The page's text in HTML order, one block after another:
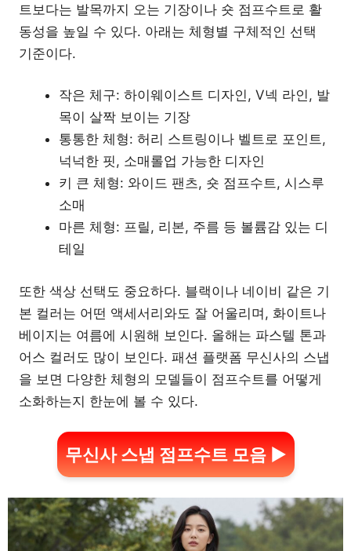
트보다는 발목까지 오는 기장이나 숏 점프수트로 활
동성을 높일 수 있다. 아래는 체형별 구체적인 선택
기준이다.
작은 체구: 하이웨이스트 디자인, V넥 라인, 발
목이 살짝 보이는 기장
통통한 체형: 허리 스트링이나 벨트로 포인트,
넉넉한 핏, 소매롤업 가능한 디자인
키 큰 체형: 와이드 팬츠, 숏 점프수트, 시스루
소매
마른 체형: 프릴, 리본, 주름 등 볼륨감 있는 디
테일
또한 색상 선택도 중요하다. 블랙이나 네이비 같은 기
본 컬러는 어떤 액세서리와도 잘 어울리며, 화이트나
베이지는 여름에 시원해 보인다. 올해는 파스텔 톤과
어스 컬러도 많이 보인다. 패션 플랫폼 무신사의 스냅
을 보면 다양한 체형의 모델들이 점프수트를 어떻게
소화하는지 한눈에 볼 수 있다.
무신사 스냅 점프수트 모음 ▶